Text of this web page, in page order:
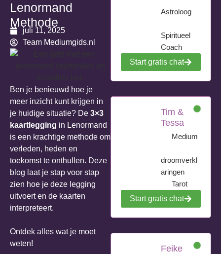
Lenormand
Methode
juli 11, 2025
Team Mediumgids.nl
Ben je benieuwd hoe je
meer inzicht kunt krijgen in
je huidige situatie? De 3×3
kaartlegging in Lenormand
is een krachtige methode om
verleden, heden en
toekomst te onthullen. Deze
blog laat je stap voor stap
zien hoe je deze legging
uitvoert en de kaarten
interpreteert.
Ontdek alles wat je moet
weten!
Astroloog
Spiritueel
Coach
Start gratis chat
Tim &
Tessa
Medium
droomverkl
aringen
Tarot
Start gratis chat
Feike